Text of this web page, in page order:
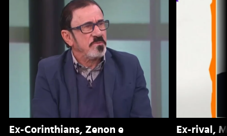
Ex-Corinthians, Zenon e
Ex-rival,